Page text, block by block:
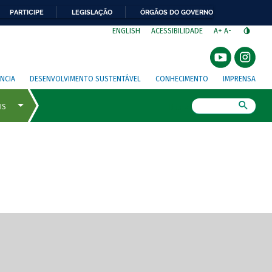
PARTICIPE LEGISLAÇÃO ÓRGÃOS DO GOVERNO
ENGLISH ACESSIBILIDADE A+ A-
DESENVOLVIMENTO SUSTENTÁVEL CONHECIMENTO IMPRENSA
de tela